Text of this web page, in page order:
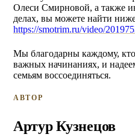
Олеси Смирновой, а также
делах, вы можете найти
https://smotrim.ru/video/
Мы благодарны каждому,
важных начинаниях, и
семьям воссоединяться.
АВТОР
Артур Кузнецов